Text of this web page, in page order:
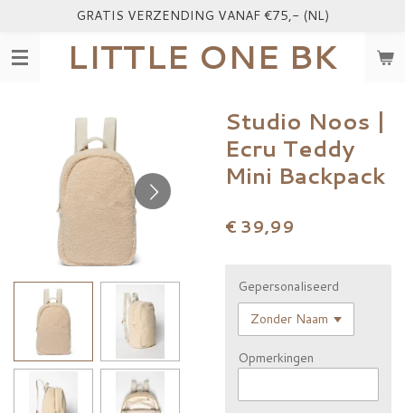
naar
LITTLE ONE BK
GRATIS VERZENDING VANAF €75,- (NL)
Studio Noos |
Ecru Teddy
Mini Backpack
€ 39,99
Gepersonaliseerd
Opmerkingen